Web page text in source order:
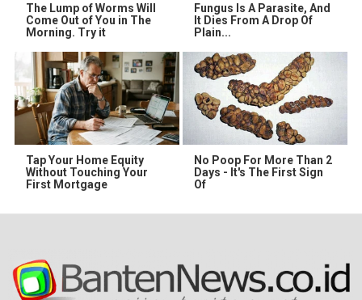
The Lump of Worms Will
Come Out of You in The
Morning. Try it
Fungus Is A Parasite, And
It Dies From A Drop Of
Plain...
Tap Your Home Equity
Without Touching Your
First Mortgage
No Poop For More Than 2
Days - It's The First Sign
Of